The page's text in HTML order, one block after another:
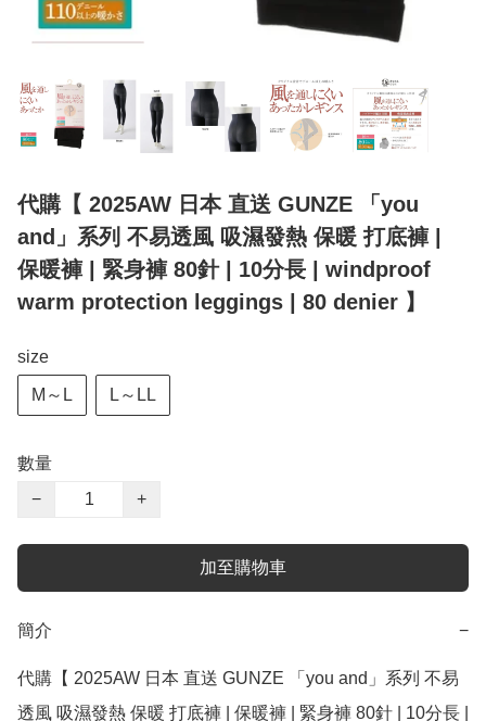
代購【 2025AW 日本 直送 GUNZE 「you
and」系列 不易透風 吸濕發熱 保暖 打底褲 |
保暖褲 | 緊身褲 80針 | 10分長 | windproof
warm protection leggings | 80 denier 】
size
M～L L～LL
數量
−
+
加至購物車
簡介 −
代購【 2025AW 日本 直送 GUNZE 「you and」系列 不易
透風 吸濕發熱 保暖 打底褲 | 保暖褲 | 緊身褲 80針 | 10分長 |